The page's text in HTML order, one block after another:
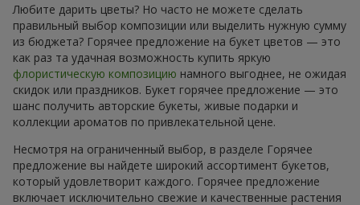
Любите дарить цветы? Но часто не можете сделать
правильный выбор композиции или выделить нужную сумму
из бюджета? Горячее предложение на букет цветов — это
как раз та удачная возможность купить яркую
флористическую композицию намного выгоднее, не ожидая
скидок или праздников. Букет горячее предложение — это
шанс получить авторские букеты, живые подарки и
коллекции ароматов по привлекательной цене.
Несмотря на ограниченный выбор, в разделе Горячее
предложение вы найдете широкий ассортимент букетов,
который удовлетворит каждого. Горячее предложение
включает исключительно свежие и качественные растения